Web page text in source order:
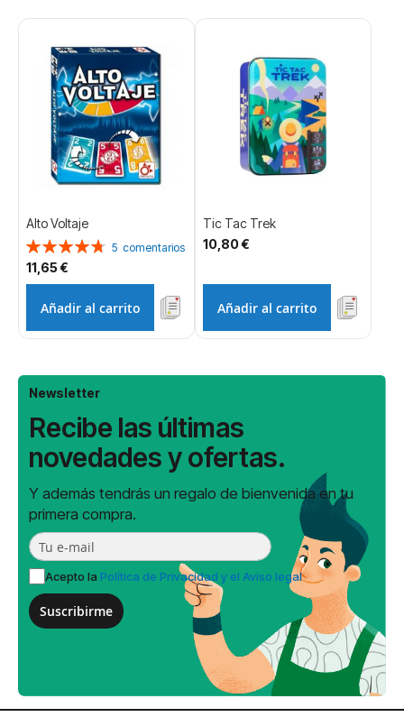
Alto Voltaje
Valoración:
96%
5 comentarios
11,65 €
Añadir al carrito
Tic Tac Trek
10,80 €
Añadir al carrito
Newsletter
Recibe las últimas
novedades y ofertas.
Y además tendrás un regalo de bienvenida en tu
primera compra.
Acepto la Política de Privacidad y el Aviso legal
Suscribirme